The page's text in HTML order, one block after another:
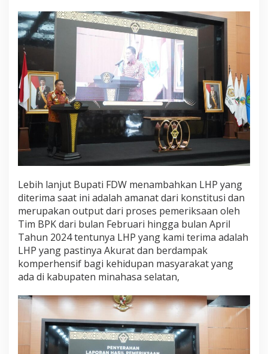
Lebih lanjut Bupati FDW menambahkan LHP yang
diterima saat ini adalah amanat dari konstitusi dan
merupakan output dari proses pemeriksaan oleh
Tim BPK dari bulan Februari hingga bulan April
Tahun 2024 tentunya LHP yang kami terima adalah
LHP yang pastinya Akurat dan berdampak
komperhensif bagi kehidupan masyarakat yang
ada di kabupaten minahasa selatan,